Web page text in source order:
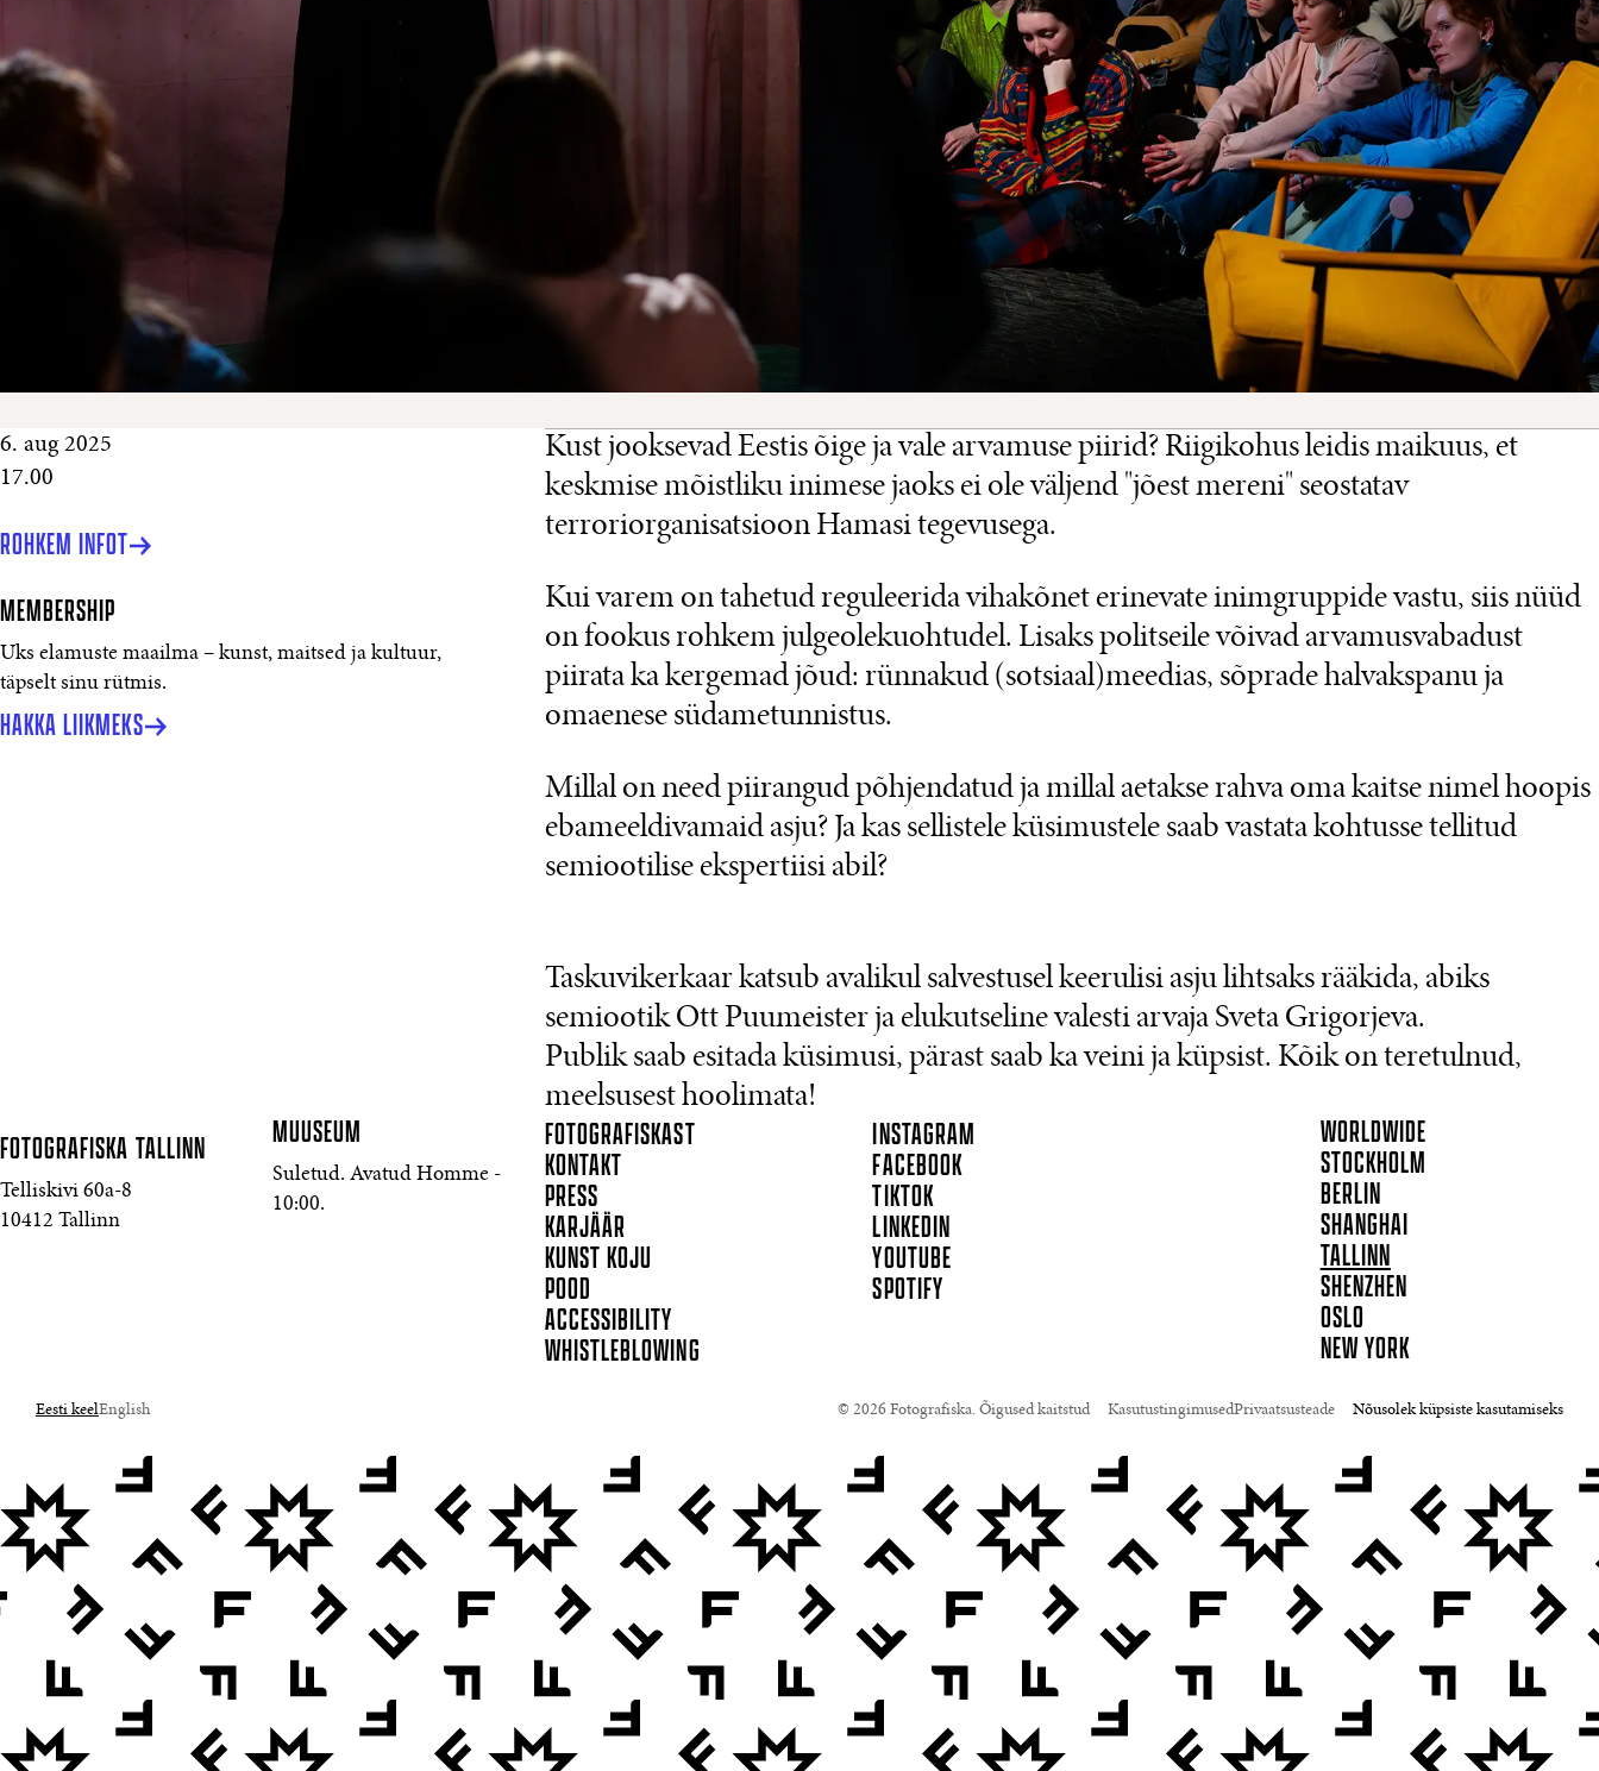
6. aug 2025
17.00
ROHKEM INFOT
MEMBERSHIP
Uks elamuste maailma – kunst, maitsed ja kultuur,
täpselt sinu rütmis.
HAKKA LIIKMEKS
Kust jooksevad Eestis õige ja vale arvamuse piirid? Riigikohus leidis maikuus, et
keskmise mõistliku inimese jaoks ei ole väljend "jõest mereni" seostatav
terroriorganisatsioon Hamasi tegevusega.
Kui varem on tahetud reguleerida vihakõnet erinevate inimgruppide vastu, siis nüüd
on fookus rohkem julgeolekuohtudel. Lisaks politseile võivad arvamusvabadust
piirata ka kergemad jõud: rünnakud (sotsiaal)meedias, sõprade halvakspanu ja
omaenese südametunnistus.
Millal on need piirangud põhjendatud ja millal aetakse rahva oma kaitse nimel hoopis
ebameeldivamaid asju? Ja kas sellistele küsimustele saab vastata kohtusse tellitud
semiootilise ekspertiisi abil?
Taskuvikerkaar katsub avalikul salvestusel keerulisi asju lihtsaks rääkida, abiks
semiootik Ott Puumeister ja elukutseline valesti arvaja Sveta Grigorjeva.
Publik saab esitada küsimusi, pärast saab ka veini ja küpsist. Kõik on teretulnud,
meelsusest hoolimata!
FOTOGRAFISKA TALLINN
Telliskivi 60a-8
10412 Tallinn
MUUSEUM
Suletud. Avatud Homme -
10:00.
FOTOGRAFISKAST
KONTAKT
PRESS
KARJÄÄR
KUNST KOJU
POOD
ACCESSIBILITY
WHISTLEBLOWING
INSTAGRAM
FACEBOOK
TIKTOK
LINKEDIN
YOUTUBE
SPOTIFY
WORLDWIDE
STOCKHOLM
BERLIN
SHANGHAI
TALLINN
SHENZHEN
OSLO
NEW YORK
Eesti keelEnglish © 2026 Fotografiska. Õigused kaitstud KasutustingimusedPrivaatsusteade Nõusolek küpsiste kasutamiseks